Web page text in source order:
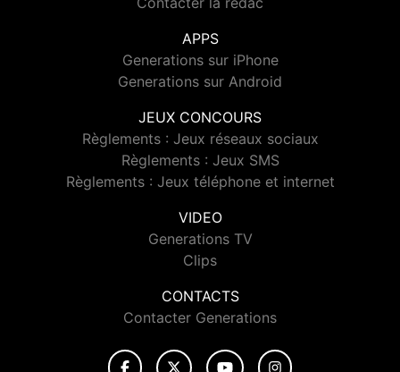
APPS
Generations sur iPhone
Generations sur Android
JEUX CONCOURS
Règlements : Jeux réseaux sociaux
Règlements : Jeux SMS
Règlements : Jeux téléphone et internet
VIDEO
Generations TV
Clips
CONTACTS
Contacter Generations